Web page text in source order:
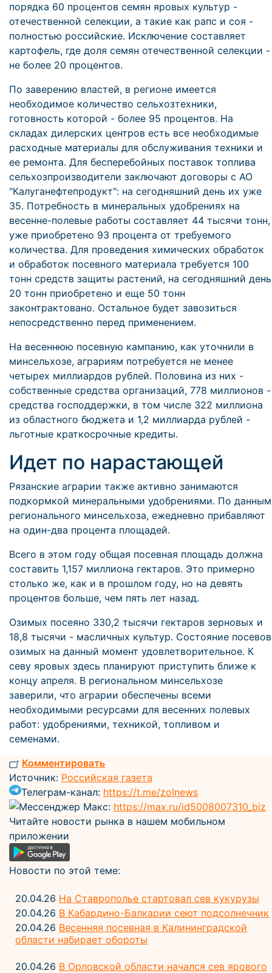
порядка 60 процентов семян яровых культур -
отечественной селекции, а такие как рапс и соя -
полностью российские. Исключение составляет
картофель, где доля семян отечественной селекции -
не более 20 процентов.
По заверению властей, в регионе имеется
необходимое количество сельхозтехники,
готовность которой - более 95 процентов. На
складах дилерских центров есть все необходимые
расходные материалы для обслуживания техники и
ее ремонта. Для бесперебойных поставок топлива
сельхозпроизводители заключают договоры с АО
"Калуганефтепродукт": на сегодняшний день их уже
35. Потребность в минеральных удобрениях на
весенне-полевые работы составляет 44 тысячи тонн,
уже приобретено 93 процента от требуемого
количества. Для проведения химических обработок
и обработок посевного материала требуется 100
тонн средств защиты растений, на сегодняшний день
20 тонн приобретено и еще 50 тонн
законтрактовано. Остальное будет завозиться
непосредственно перед применением.
На весеннюю посевную кампанию, как уточнили в
минсельхозе, аграриям потребуется не менее
четырех миллиардов рублей. Половина из них -
собственные средства организаций, 778 миллионов -
средства господдержки, в том числе 322 миллиона
из областного бюджета и 1,2 миллиарда рублей -
льготные краткосрочные кредиты.
Идет по нарастающей
Рязанские аграрии также активно занимаются
подкормкой минеральными удобрениями. По данным
регионального минсельхоза, ежедневно прибавляют
на один-два процента площадей.
Всего в этом году общая посевная площадь должна
составить 1,157 миллиона гектаров. Это примерно
столько же, как и в прошлом году, но на девять
процентов больше, чем пять лет назад.
Озимых посеяно 330,2 тысячи гектаров зерновых и
18,8 тысячи - масличных культур. Состояние посевов
озимых на данный момент удовлетворительное. К
севу яровых здесь планируют приступить ближе к
концу апреля. В региональном минсельхозе
заверили, что аграрии обеспечены всеми
необходимыми ресурсами для весенних полевых
работ: удобрениями, техникой, топливом и
семенами.
Комментировать
Источник: Российская газета
Телеграм-канал: https://t.me/zolnews
Мессенджер Макс: https://max.ru/id5008007310_biz
Читайте новости рынка в нашем мобильном
приложении
Новости по этой теме:
20.04.26 На Ставрополье стартовал сев кукурузы
20.04.26 В Кабардино-Балкарии сеют подсолнечник
20.04.26 Весенняя посевная в Калининградской
области набирает обороты
20.04.26 В Орловской области начался сев ярового